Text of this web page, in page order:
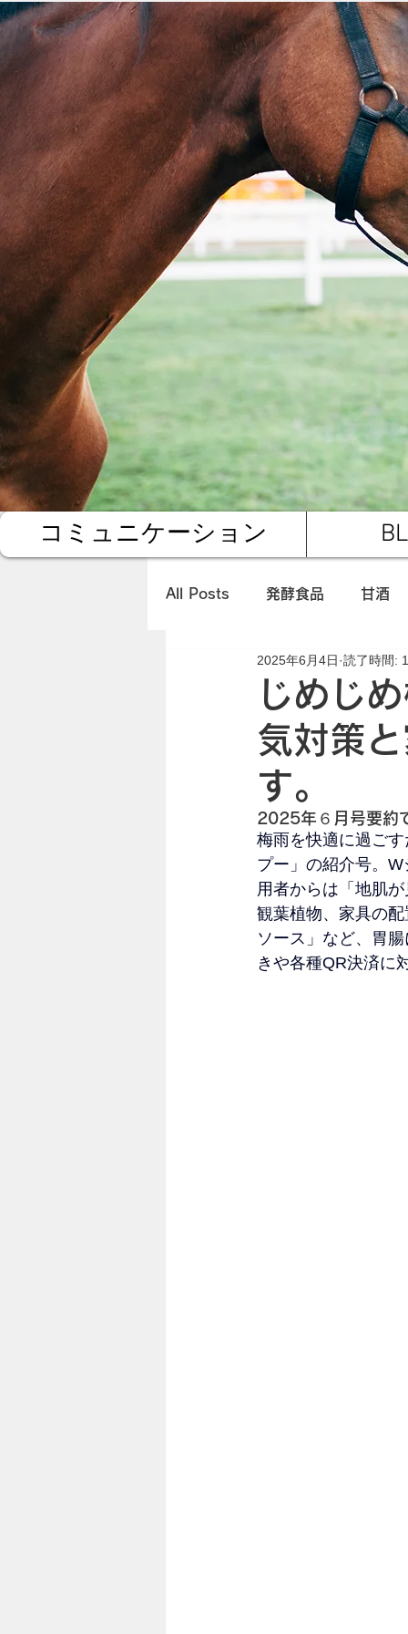
コミュニケーション
All Posts 発酵食品 甘酒
有機レモングラス 佐賀県
キヌヤ便
じめじ
気対策
す。
2025年6月4日 読了時間:
2025年６月号要約
梅雨を快適に過ご
プー」の紹介号。
用者からは「地肌
観葉植物、家具の
ソース」など、胃
きや各種QR決済に